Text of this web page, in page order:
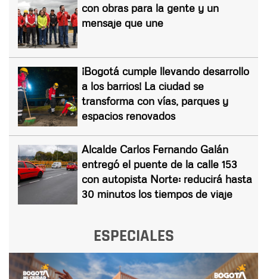
con obras para la gente y un
mensaje que une
¡Bogotá cumple llevando desarrollo
a los barrios! La ciudad se
transforma con vías, parques y
espacios renovados
Alcalde Carlos Fernando Galán
entregó el puente de la calle 153
con autopista Norte: reducirá hasta
30 minutos los tiempos de viaje
ESPECIALES